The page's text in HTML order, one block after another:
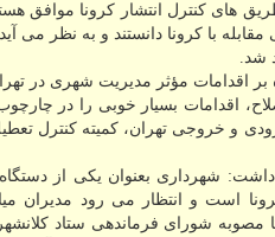
های كنترل انتشار كرونا موافق
مقابله با كرونا دانستند و به نظر
شد.
بر اقدامات مؤثر مدیریت شهری در
اقدامات بسیار خوبی را در
و خروجی تهران، كمیته كنترل
شهرداری بعنوان یكی از
است و انتظار می رود مدیران
مصوبه شورای فرماندهی ستاد